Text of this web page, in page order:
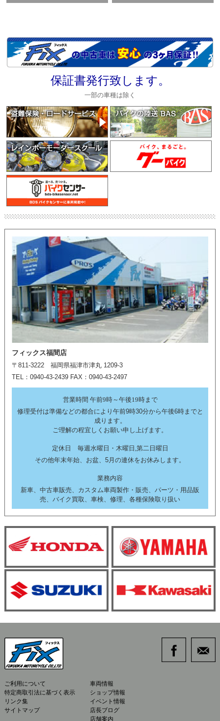
保証書発行致します。
一部の車種は除く
フィックス福間店
〒811-3222 福岡県福津市津丸 1209-3
TEL：0940-43-2439 FAX：0940-43-2497
営業時間 午前9時～午後19時まで
修理受付は準備などの都合により午前9時30分から午後6時までと
成ります。
ご理解の程宜しくお願い申し上げます。
定休日 毎週水曜日・木曜日,第二日曜日
その他年末年始、お盆、5月の連休をお休みします。
業務内容
新車、中古車販売、カスタム車両製作・販売、パーツ・用品販
売、バイク買取、車検、修理、各種保険取り扱い
ご利用について
特定商取引法に基づく表示
リンク集
サイトマップ
車両情報
ショップ情報
イベント情報
店長ブログ
店舗案内